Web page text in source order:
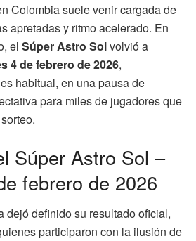
Colombia suele venir cargada de
apretadas y ritmo acelerado. En
el Súper Astro Solvolvió a
4 de febrero de 2026,
habitual, en una pausa de
para miles de jugadores que
Súper Astro Sol –
febrero de 2026
dejó definido su resultado oficial,
participaron con la ilusión de